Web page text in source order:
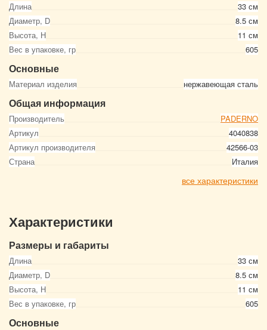
Длина
33 см
Диаметр, D
8.5 см
Высота, Н
11 см
Вес в упаковке, гр
605
Основные
Материал изделия нержавеющая сталь
Общая информация
Производитель
PADERNO
Артикул
4040838
Артикул производителя
42566-03
Страна
Италия
все характеристики
Характеристики
Размеры и габариты
Длина
33 см
Диаметр, D
8.5 см
Высота, Н
11 см
Вес в упаковке, гр
605
Основные